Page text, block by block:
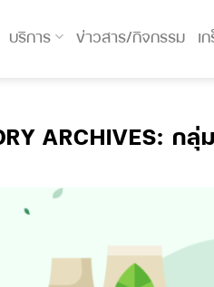
บริการ ข่าวสาร/กิจกรรม เ
ARCHIVES: กลุ่